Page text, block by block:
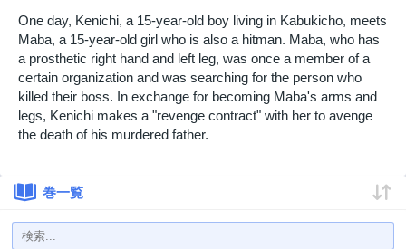
One day, Kenichi, a 15-year-old boy living in Kabukicho, meets
Maba, a 15-year-old girl who is also a hitman. Maba, who has
a prosthetic right hand and left leg, was once a member of a
certain organization and was searching for the person who
killed their boss. In exchange for becoming Maba's arms and
legs, Kenichi makes a "revenge contract" with her to avenge
the death of his murdered father.
巻一覧